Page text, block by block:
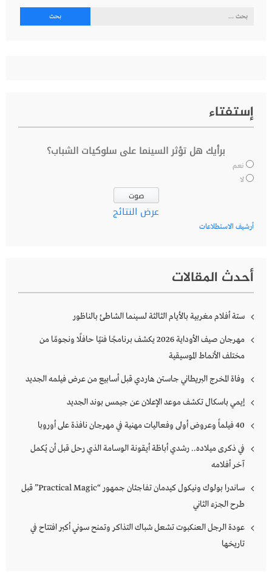
البحث
إستفتاء
برأيك هل تؤثر السينما على سلوكيات الشباب؟
نعم
لا
عرض النتائج
أرشيف الاستطلاعات
أحدث المقالات
ستة أفلام مغربية بالأيام الثالثة لسينما الشاطئ بالناظور
مهرجان صيف الأوداية 2026 يكشف برنامجًا فنيًا حافلًا ونجومًا من
مختلف الأنماط الموسيقية
وفاة المخرج البريطاني جاستن هاردي قبل أسابيع من عرض فيلمه الجديد
إيمي باسكال تكشف موعد الإعلان عن جيمس بوند الجديد
40 فيلماً وعروض أولى وفعاليات مهنية في مهرجان نافذة على أوروبا
في ذكرى ميلاده.. رشدي أباظة أيقونة الوسامة الذي رحل قبل أن يُكمل
آخر أفلامه
ساندرا بولوك ونيكول كيدمان تفاجئان جمهور “Practical Magic” قبل
طرح الجزء الثاني
عودة الرجل العنكبوت تشعل شباك التذاكر وتمنح سوني أكبر افتتاح في
تاريخها